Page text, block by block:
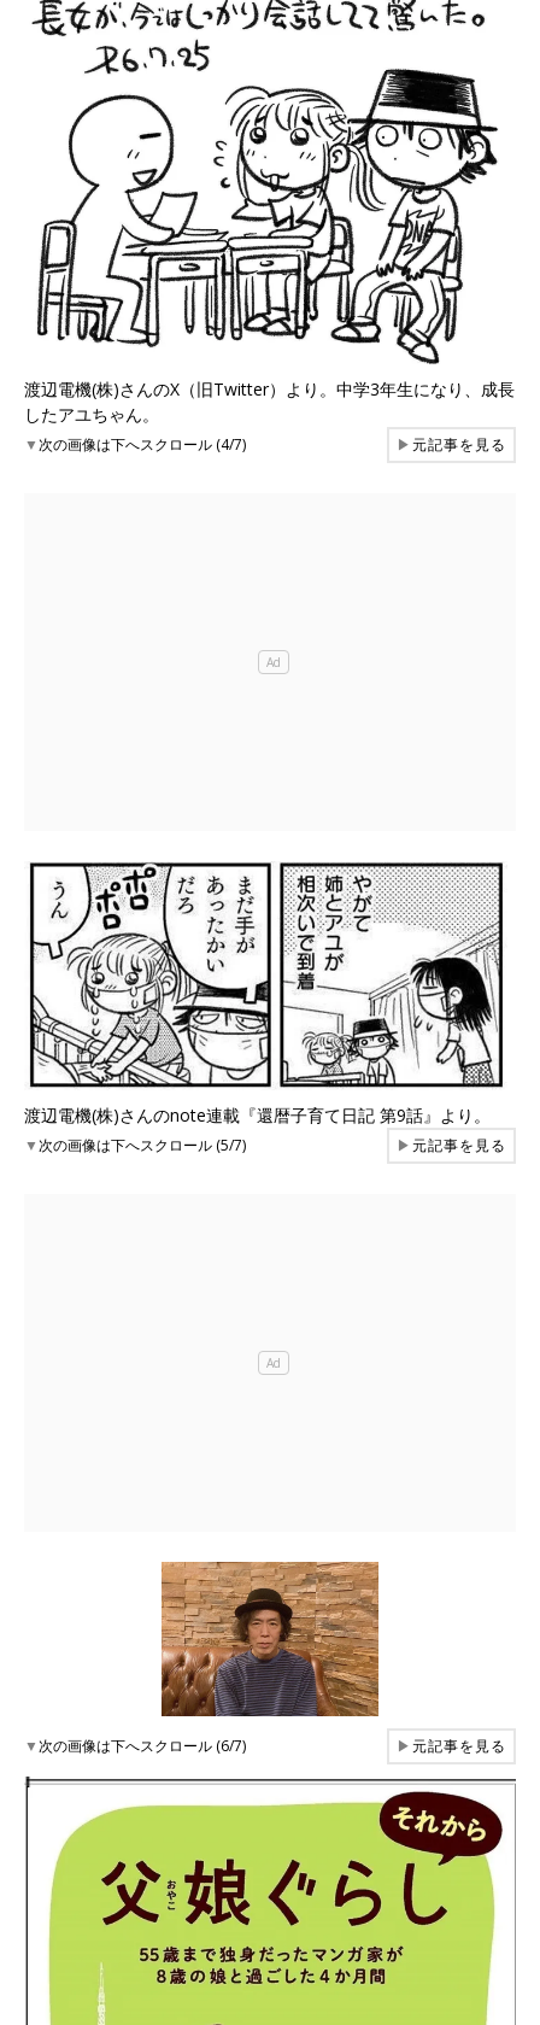
渡辺電機(株)さんのX（旧Twitter）より。中学3年生になり、成長
したアユちゃん。
▼次の画像は下へスクロール (4/7) ▶元記事を見る
渡辺電機(株)さんのnote連載『還暦子育て日記 第9話』より。
▼次の画像は下へスクロール (5/7) ▶元記事を見る
▼次の画像は下へスクロール (6/7) ▶元記事を見る